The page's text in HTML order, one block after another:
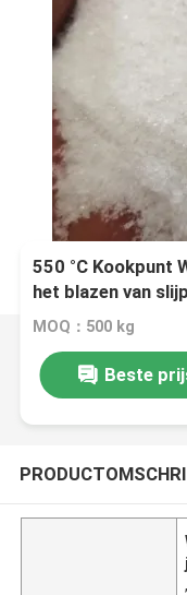
550 °C Kookpunt
het blazen van
MOQ：500 kg
Beste
,